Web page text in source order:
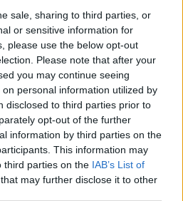
sale, sharing to third parties, or
or sensitive information for
please use the below opt-out
Please note that after your
you may continue seeing
personal information utilized by
disclosed to third parties prior to
opt-out of the further
information by third parties on the
This information may
third parties on the IAB’s List of
that may further disclose it to other
också haft en Projekt-serie, där
av vinbär en gång om året
väldigt populärt.
ner och ersätts av Selection
och experimentera, men
den energi vi först kände internt
kanske hade den då gjort sitt
Magnus Pettersson.
hoppas man nå ut till de
I Selection-serien handlar det
öl, men det kan också handlar
exklusiva öl. I Experimental är
rejält och utforska vad öl